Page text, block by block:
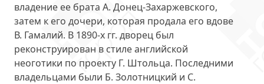
владение ее брата А. Донец-Захаржевского,
затем к его дочери, которая продала его вдове
В. Гамалий. В 1890-х гг. дворец был
реконструирован в стиле английской
неоготики по проекту Г. Штольца. Последними
владельцами были Б. Золотницкий и С.